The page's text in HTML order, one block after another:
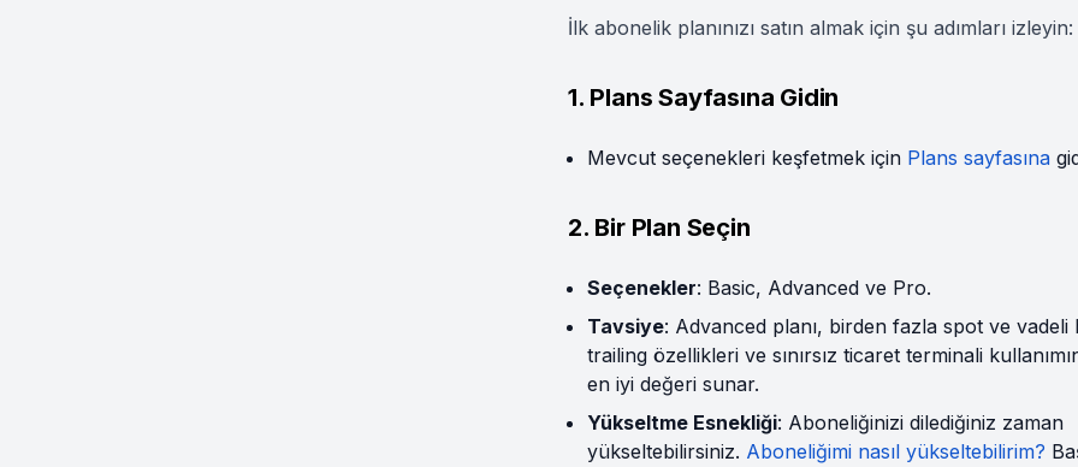
İlk abonelik planınızı satın almak için şu adımları izleyin:
1. Plans Sayfasına Gidin
Mevcut seçenekleri keşfetmek için Plans sayfasına
2. Bir Plan Seçin
Seçenekler: Basic, Advanced ve Pro.
Tavsiye: Advanced planı, birden fazla spot ve vadeli
trailing özellikleri ve sınırsız ticaret terminali
en iyi değeri sunar.
Yükseltme Esnekliği: Aboneliğinizi dilediğiniz zaman
yükseltebilirsiniz. Aboneliğimi nasıl yükseltebilirim?